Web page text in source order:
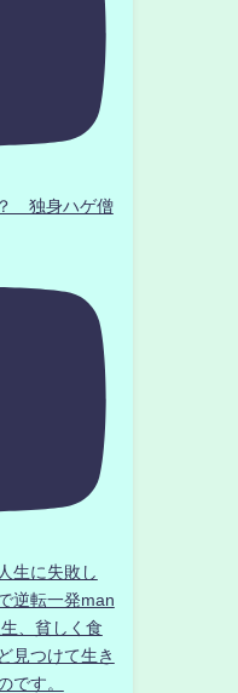
独身ハゲ僧
生に失敗し
逆転一発man
、貧しく食
見つけて生き
です。